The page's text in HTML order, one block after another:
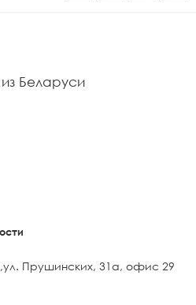
Беларуси
,ул. Прушинских, 31а, офис 29